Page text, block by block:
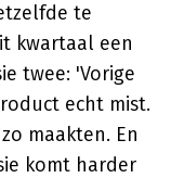
te
kwartaal een
twee: 'Vorige
echt mist.
maakten. En
komt harder